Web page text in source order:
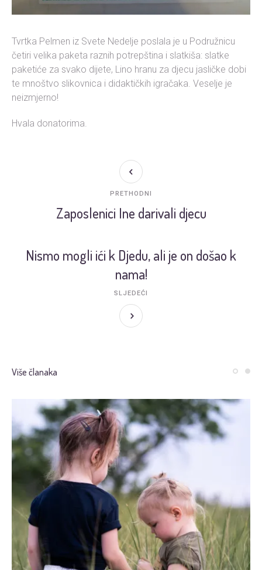
Tvrtka Pelmen iz Svete Nedelje poslala je u Podružnicu
četiri velika paketa raznih potrepština i slatkiša: slatke
paketiće za svako dijete, Lino hranu za djecu jasličke dobi
te mnoštvo slikovnica i didaktičkih igračaka. Veselje je
neizmjerno!
Hvala donatorima.
Zaposlenici Ine darivali djecu
PRETHODNI
Nismo mogli ići k Djedu, ali je on došao k
nama!
SLJEDEĆI
Više članaka